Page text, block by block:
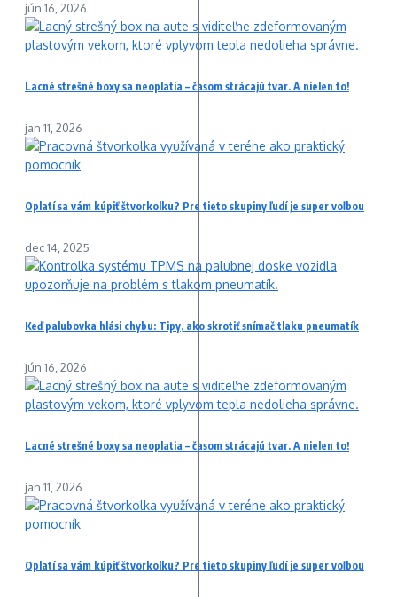
jún 16, 2026
Lacné strešné boxy sa neoplatia – časom strácajú tvar. A nielen to!
jan 11, 2026
Oplatí sa vám kúpiť štvorkolku? Pre tieto skupiny ľudí je super voľbou
dec 14, 2025
Keď palubovka hlási chybu: Tipy, ako skrotiť snímač tlaku pneumatík
jún 16, 2026
Lacné strešné boxy sa neoplatia – časom strácajú tvar. A nielen to!
jan 11, 2026
Oplatí sa vám kúpiť štvorkolku? Pre tieto skupiny ľudí je super voľbou